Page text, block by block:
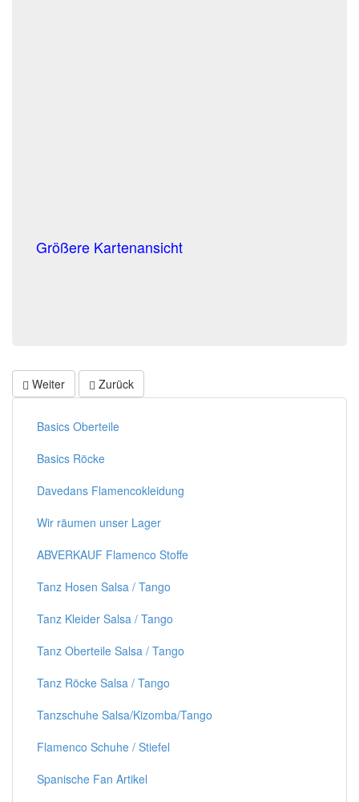
Größere Kartenansicht
Weiter Zurück
Basics Oberteile
Basics Röcke
Davedans Flamencokleidung
Wir räumen unser Lager
ABVERKAUF Flamenco Stoffe
Tanz Hosen Salsa / Tango
Tanz Kleider Salsa / Tango
Tanz Oberteile Salsa / Tango
Tanz Röcke Salsa / Tango
Tanzschuhe Salsa/Kizomba/Tango
Flamenco Schuhe / Stiefel
Spanische Fan Artikel